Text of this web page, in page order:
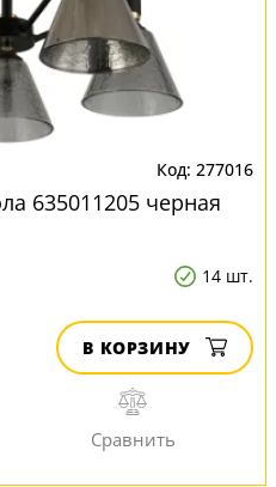
277016
635011205 черная
14 шт.
В КОРЗИНУ